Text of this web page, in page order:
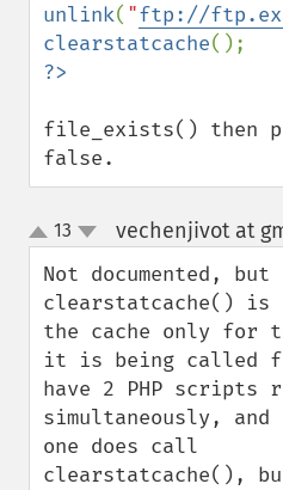
unlink( "ftp://
clearstatcache
file_exists() then
false.
up
down
13 vechenjivot at
Not documented, but
clearstatcache() is
the cache only for
it is being called
have 2 PHP scripts
simultaneously,
one does call
clearstatcache(),